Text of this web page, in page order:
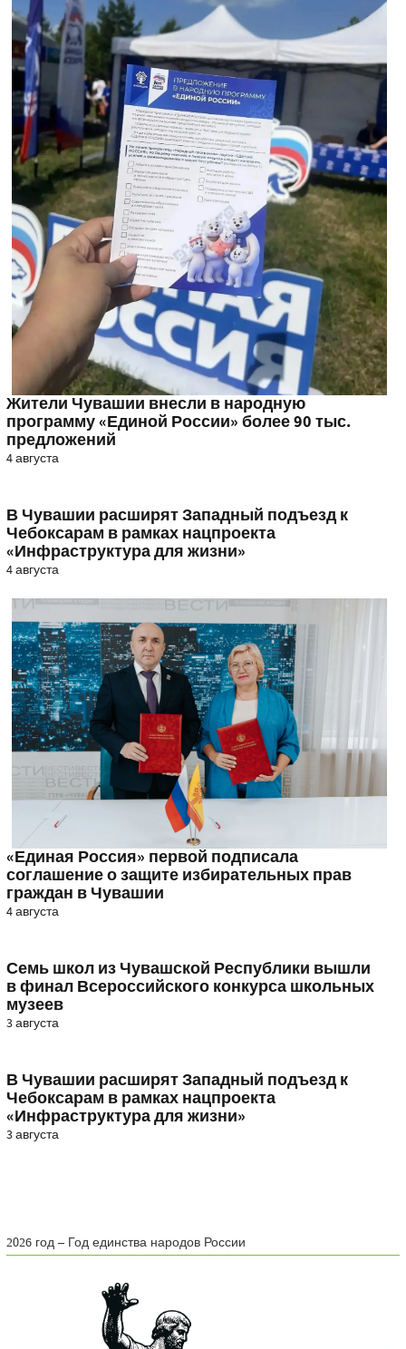
Жители Чувашии внесли в народную
программу «Единой России» более 90 тыс.
предложений
4 августа
В Чувашии расширят Западный подъезд к
Чебоксарам в рамках нацпроекта
«Инфраструктура для жизни»
4 августа
«Единая Россия» первой подписала
соглашение о защите избирательных прав
граждан в Чувашии
4 августа
Семь школ из Чувашской Республики вышли
в финал Всероссийского конкурса школьных
музеев
3 августа
В Чувашии расширят Западный подъезд к
Чебоксарам в рамках нацпроекта
«Инфраструктура для жизни»
3 августа
2026 год – Год единства народов России